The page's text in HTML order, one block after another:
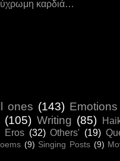
καρδιά…
ones (143) Emotions
(105) Writing (85)
Eros (32) Others' (19)
(9) Singing Posts (9)